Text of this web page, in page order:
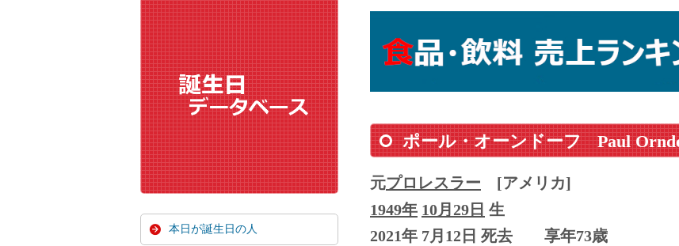
ポール・オーンドーフ Paul
元プロレスラー
[アメリカ]
1949年 10月29日 生
2021年 7月12日 死去
享年73歳
本日が誕生日の人